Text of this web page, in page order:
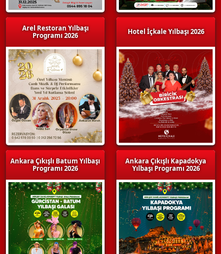
Arel Restoran Yılbaşı
Programı 2026
Ankara Çıkışlı Batum Yılbaşı
Programı 2026
Hotel İçkale Yılbaşı 2026
Ankara Çıkışlı Kapadokya
Yılbaşı Programı 2026